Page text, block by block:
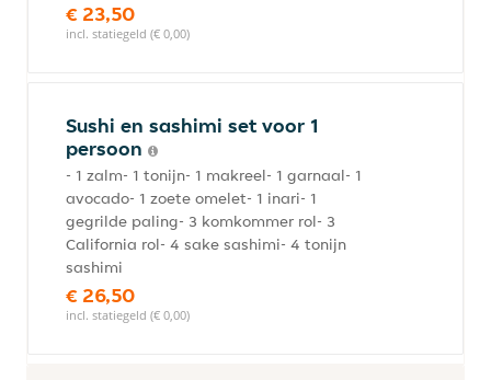
€ 23,50
incl. statiegeld (€ 0,00)
Sushi en sashimi set voor 1
persoon
- 1 zalm- 1 tonijn- 1 makreel- 1 garnaal- 1
avocado- 1 zoete omelet- 1 inari- 1
gegrilde paling- 3 komkommer rol- 3
California rol- 4 sake sashimi- 4 tonijn
sashimi
€ 26,50
incl. statiegeld (€ 0,00)